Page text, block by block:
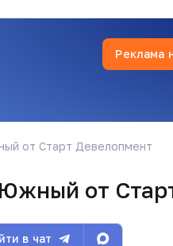
Реклама
от Старт Девелопмент
от
в чат
29,5 метра за
в резервный чат в